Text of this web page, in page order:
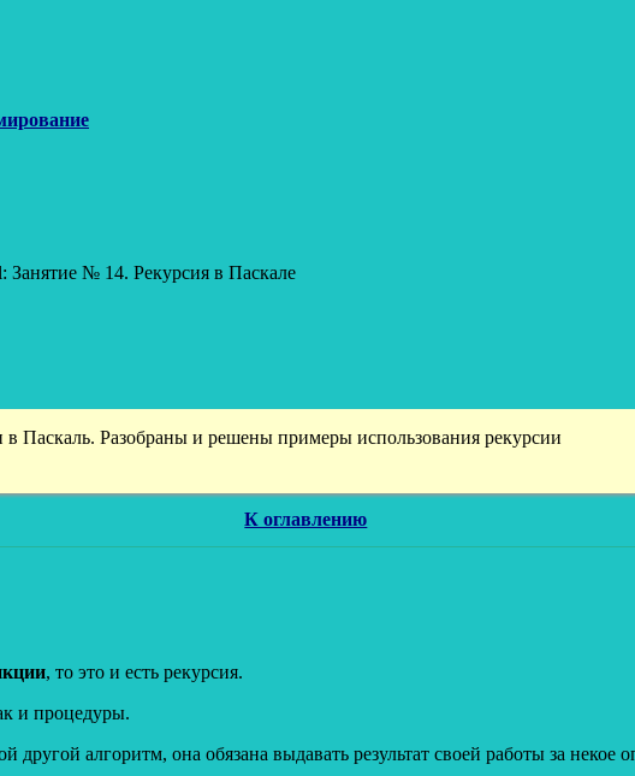
Занятие № 14. Рекурсия в Паскале
в Паскаль. Разобраны и решены примеры использования рекурсии
К оглавлению
, то это и есть рекурсия.
и процедуры.
алгоритм, она обязана выдавать результат своей работы за некое